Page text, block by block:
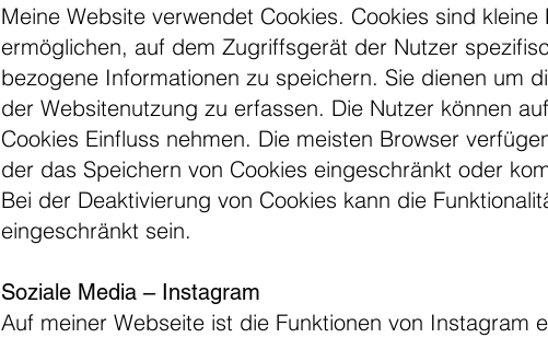
Meine Website verwendet Cookies. Cookies sind kleine
ermöglichen, auf dem Zugriffsgerät der Nutzer
bezogene Informationen zu speichern. Sie dienen um
der Websitenutzung zu erfassen. Die Nutzer können
Cookies Einfluss nehmen. Die meisten Browser
der das Speichern von Cookies eingeschränkt oder
Bei der Deaktivierung von Cookies kann die
eingeschränkt sein.
Soziale Media – Instagram
Auf meiner Webseite ist die Funktionen von Instagram